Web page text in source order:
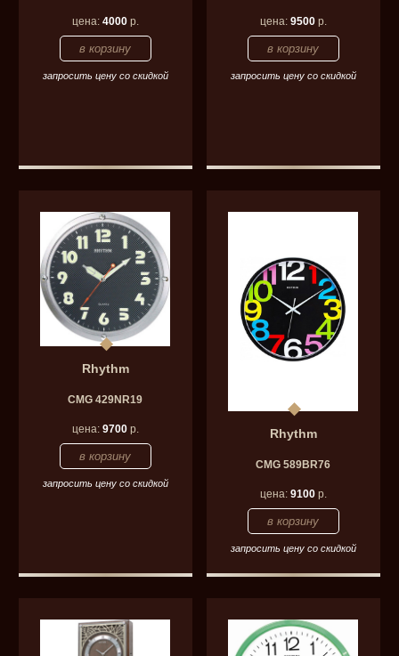
цена: 4000р.
запросить цену со скидкой
цена: 9500р.
запросить цену со скидкой
Rhythm
CMG 429NR19
цена: 9700р.
запросить цену со скидкой
Rhythm
CMG 589BR76
цена: 9100р.
запросить цену со скидкой